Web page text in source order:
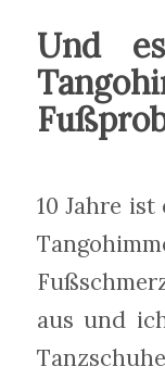
Und
10 Jahre
aus und